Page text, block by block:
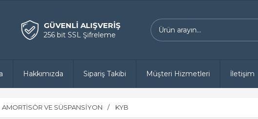
GÜVENLİ ALIŞVERİŞ
256 bit SSL Şifreleme
Hakkımızda Sipariş Takibi Müşteri Hizmetleri İletişim
AMORTİSÖR VE SÜSPANSİYON KYB